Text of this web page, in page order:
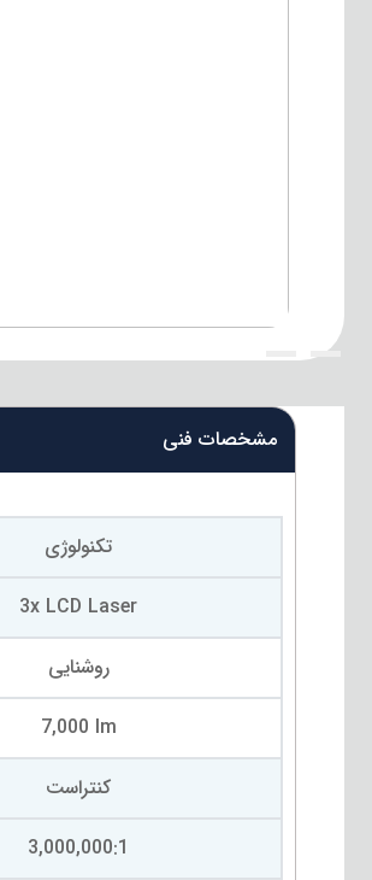
{title}
{title}
مشخصات فنی
تکنولوژی
3x LCD Laser
روشنایی
7,000 lm
کنتراست
3,000,000:1